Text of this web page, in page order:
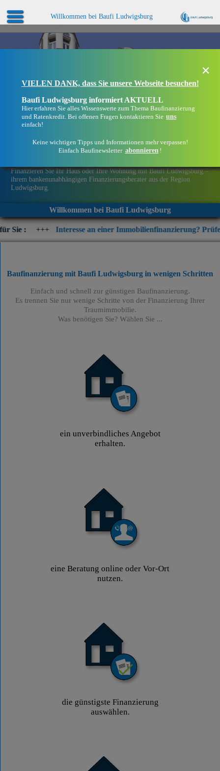
Willkommen bei Baufi Ludwigsburg
Finanzieren Sie Ihr Haus oder Ihre Wohnung mit Baufi Ludwigsburg –
ihrem bankenunabhängigen Finanzierungsberater aus der Region
Ludwigsburg.
Willkommen bei Baufi Ludwigsburg
Interesse an einer Immobilienfinanzierung? Prüfen Sie jetzt
×
VIELEN DANK, dass Sie unsere Webseite besuchen!
Baufi Ludwigsburg informiert AKTUELL
Hier erfahren Sie alles Wissenswerte zum Thema Baufinanzierung
und Ratenkredit. Bei offenen Fragen kontaktieren Sie uns
einfach!
Keine wichtigen Tipps und Informationen mehr verpassen!
Einfach Baufinewsletter abonnieren !
Baufinanzierung mit Baufi Ludwigsburg in wenigen Schritten
Einfach und schnell zur günstigen Baufinanzierung.
Es trennen Sie nur wenige Schritte von der Finanzierung Ihrer
Traumimmobilie.
Was benötigen Sie? Wählen Sie ...
ein unverbindliches Angebot
erhalten.
eine Beratung online oder Vor-Ort
nutzen.
die günstigste Finanzierung
auswählen.